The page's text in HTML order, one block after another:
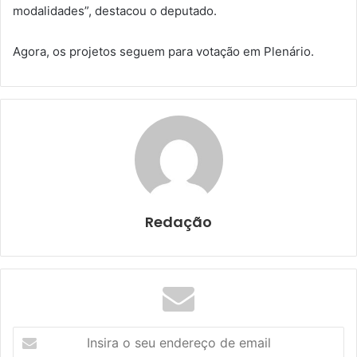
modalidades”, destacou o deputado.
Agora, os projetos seguem para votação em Plenário.
Redação